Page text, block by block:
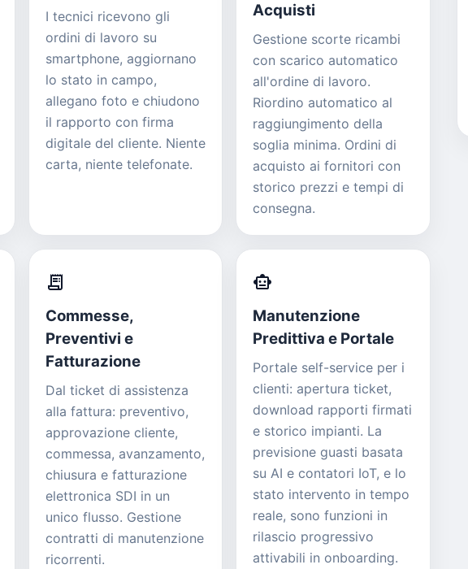
I tecnici ricevono gli
ordini di lavoro su
smartphone, aggiornano
lo stato in campo,
allegano foto e chiudono
il rapporto con firma
digitale del cliente. Niente
carta, niente telefonate.
Acquisti
Gestione scorte ricambi
con scarico automatico
all'ordine di lavoro.
Riordino automatico al
raggiungimento della
soglia minima. Ordini di
acquisto ai fornitori con
storico prezzi e tempi di
consegna.
receipt_long
Commesse,
Preventivi e
Fatturazione
Dal ticket di assistenza
alla fattura: preventivo,
approvazione cliente,
commessa, avanzamento,
chiusura e fatturazione
elettronica SDI in un
unico flusso. Gestione
contratti di manutenzione
ricorrenti.
smart_toy
Manutenzione
Predittiva e Portale
Portale self-service per i
clienti: apertura ticket,
download rapporti firmati
e storico impianti. La
previsione guasti basata
su AI e contatori IoT, e lo
stato intervento in tempo
reale, sono funzioni in
rilascio progressivo
attivabili in onboarding.